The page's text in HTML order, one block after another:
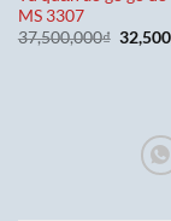
MS 3307
37,500,000₫ Giá
gốc